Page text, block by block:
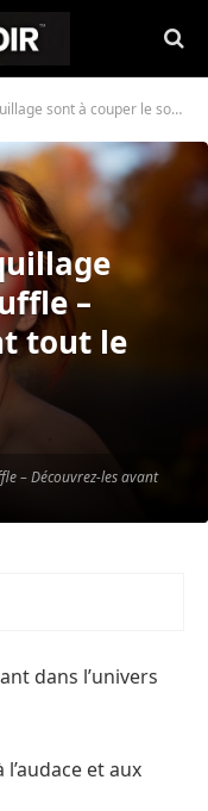
le souffle – Découvrez-les avant tout le monde !
– Découvrez-les avant
–
tout le
dans l’univers
et aux